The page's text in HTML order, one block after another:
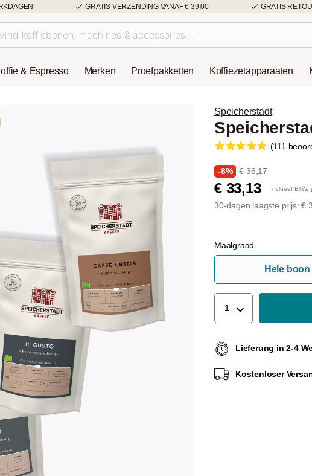
GRATIS VERZENDING VANAF € 39,00 GRATIS
& Espresso Merken Proefpakketten Koffiezetapparaaten
Speicherstadt
(111
-8% € 36,17
€ 33,13 Inclusief BTW.
30-dagen laagste prijs: €
Maalgraad
Hele boon
1
Lieferung in 2-4
Kostenloser